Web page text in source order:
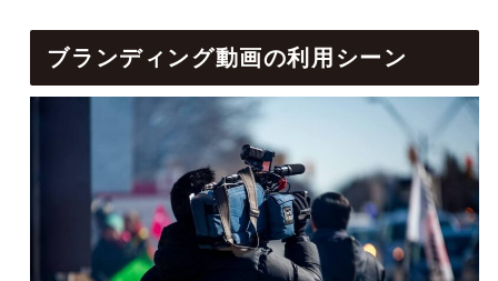
ブランディング動画の利用シーン